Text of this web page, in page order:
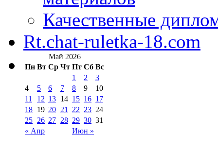
Качественные
Rt.chat-ruletka-18.com
Май 2026
Пн Вт Ср Чт Пт Сб Вс
« Апр Июн »
1 2
3
4
5 6 7 8 9
10
11
12 13 14 15 16 17
18 19 20 21 22 23 24
25 26 27 28 29 30 31